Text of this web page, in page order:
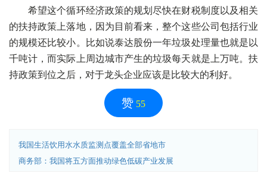
希望这个循环经济政策的规划尽快在财税制度以及相关
的扶持政策上落地，因为目前看来，整个这些公司包括行业
的规模还比较小。比如说泰达股份一年垃圾处理量也就是以
千吨计，而实际上周边城市产生的垃圾每天就是上万吨。扶
持政策到位之后，对于龙头企业应该是比较大的利好。
赞 55
我国生活饮用水水质监测点覆盖全部省地市
商务部：我国将五方面推动绿色低碳产业发展